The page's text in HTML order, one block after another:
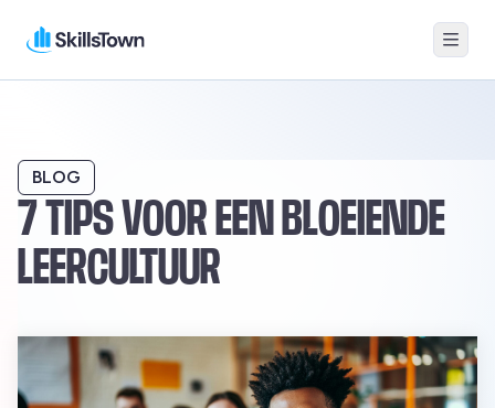
Menu
7 TIPS VOOR EEN BLOEIENDE
LEERCULTUUR
BLOG